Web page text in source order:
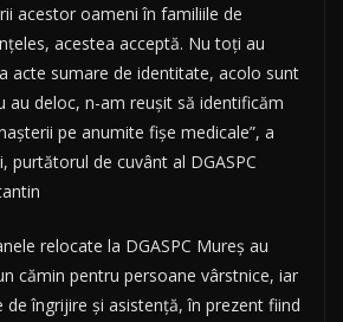
acestor oameni în familiile de
acestea acceptă. Nu toţi au
acte sumare de identitate, acolo sunt
au deloc, n-am reuşit să identificăm
pe anumite fişe medicale”, a
purtătorul de cuvânt al DGASPC
relocate la DGASPC Mureş au
cămin pentru persoane vârstnice, iar
de îngrijire şi asistenţă, în prezent fiind